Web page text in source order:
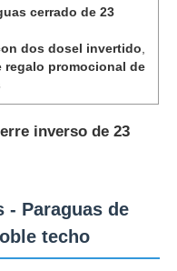
cerrado de 23
dos dosel invertido
regalo promocional de
inverso de 23
- Paraguas de
techo